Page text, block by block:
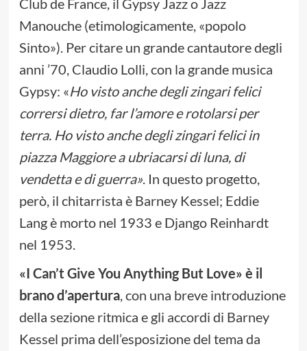
Club de France, il Gypsy Jazz o Jazz
Manouche (etimologicamente, «popolo
Sinto»). Per citare un grande cantautore degli
anni ’70, Claudio Lolli, con la grande musica
Gypsy: «Ho visto anche degli zingari felici
corrersi dietro, far l’amore e rotolarsi per
terra. Ho visto anche degli zingari felici in
piazza Maggiore a ubriacarsi di luna, di
vendetta e di guerra». In questo progetto,
però, il chitarrista è Barney Kessel; Eddie
Lang è morto nel 1933 e Django Reinhardt
nel 1953.
«I Can’t Give You Anything But Love» è il
brano d’apertura, con una breve introduzione
della sezione ritmica e gli accordi di Barney
Kessel prima dell’esposizione del tema da